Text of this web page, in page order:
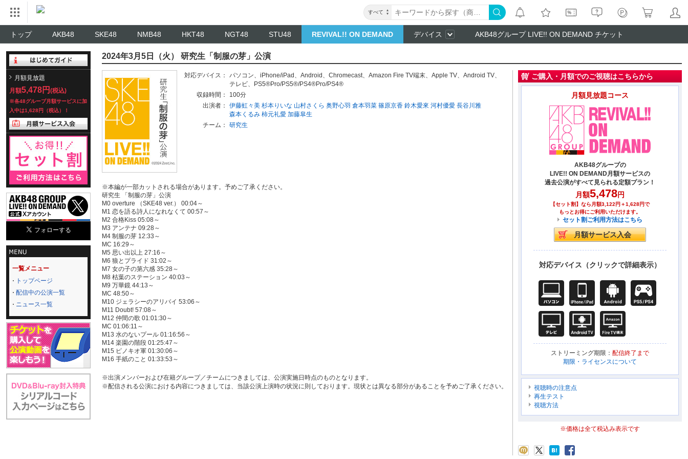
すべて
トップ AKB48 SKE48 NMB48 HKT48 NGT48 STU48 REVIVAL!! ON DEMAND デバイス AKB48グループ LIVE!! ON DEMAND チケット
月額見放題
月額5,478円 (税込)
※各48グループ月額サービスに加
入中は1,628円（税込）！
一覧メニュー
トップページ
配信中の公演一覧
ニュース一覧
2024年3月5日（火） 研究生「制服の芽」公演
対応デバイス： パソコン、 iPhone/iPad 、 Android 、 Chromecast、 Amazon Fire TV端末、 Apple TV、 Android TV、
テレビ、
PS5®Pro/PS5®/PS4®Pro/PS4®
収録時間：
100分
出演者：
伊藤虹々美 杉本りいな 山村さくら 奥野心羽 倉本羽菜 篠原京香 鈴木愛來 河村優愛 長谷川雅
森本くるみ 柿元礼愛 加藤皐生
チーム：
研究生
※本編が一部カットされる場合があります。予めご了承ください。
研究生 「制服の芽」公演
M0 overture （SKE48 ver.） 00:04～
M1 恋を語る詩人になれなくて 00:57～
M2 合格Kiss 05:08～
M3 アンテナ 09:28～
M4 制服の芽 12:33～
MC 16:29～
M5 思い出以上 27:16～
M6 狼とプライド 31:02～
M7 女の子の第六感 35:28～
M8 枯葉のステーション 40:03～
M9 万華鏡 44:13～
MC 48:50～
M10 ジェラシーのアリバイ 53:06～
M11 Doubt! 57:08～
M12 仲間の歌 01:01:30～
MC 01:06:11～
M13 水のないプール 01:16:56～
M14 楽園の階段 01:25:47～
M15 ピノキオ軍 01:30:06～
M16 手紙のこと 01:33:53～
※出演メンバーおよび在籍グループ／チームにつきましては、公演実施日時点のものとなります。
※配信される公演における内容につきましては、当該公演上演時の状況に則しております。現状とは異なる部分があることを予めご了承ください。
ご購入・月額でのご視聴はこちらから
月額見放題コース
AKB48グループの
LIVE!! ON DEMAND月額サービスの
過去公演がすべて見られる定額プラン！
月額5,478円
【セット割】なら月額3,122円＋1,628円で
もっとお得にご利用いただけます。
セット割ご利用方法はこちら
対応デバイス（クリックで詳細表示）
ストリーミング期限： 配信終了まで
期限・ライセンスについて
視聴時の注意点
再生テスト
視聴方法
※価格は全て税込み表示です